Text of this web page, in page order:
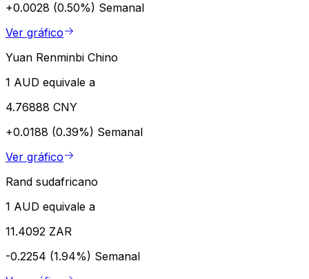
+0.0028 (0.50%) Semanal
Ver gráfico
Yuan Renminbi Chino
1 AUD equivale a
4.76888 CNY
+0.0188 (0.39%) Semanal
Ver gráfico
Rand sudafricano
1 AUD equivale a
11.4092 ZAR
-0.2254 (1.94%) Semanal